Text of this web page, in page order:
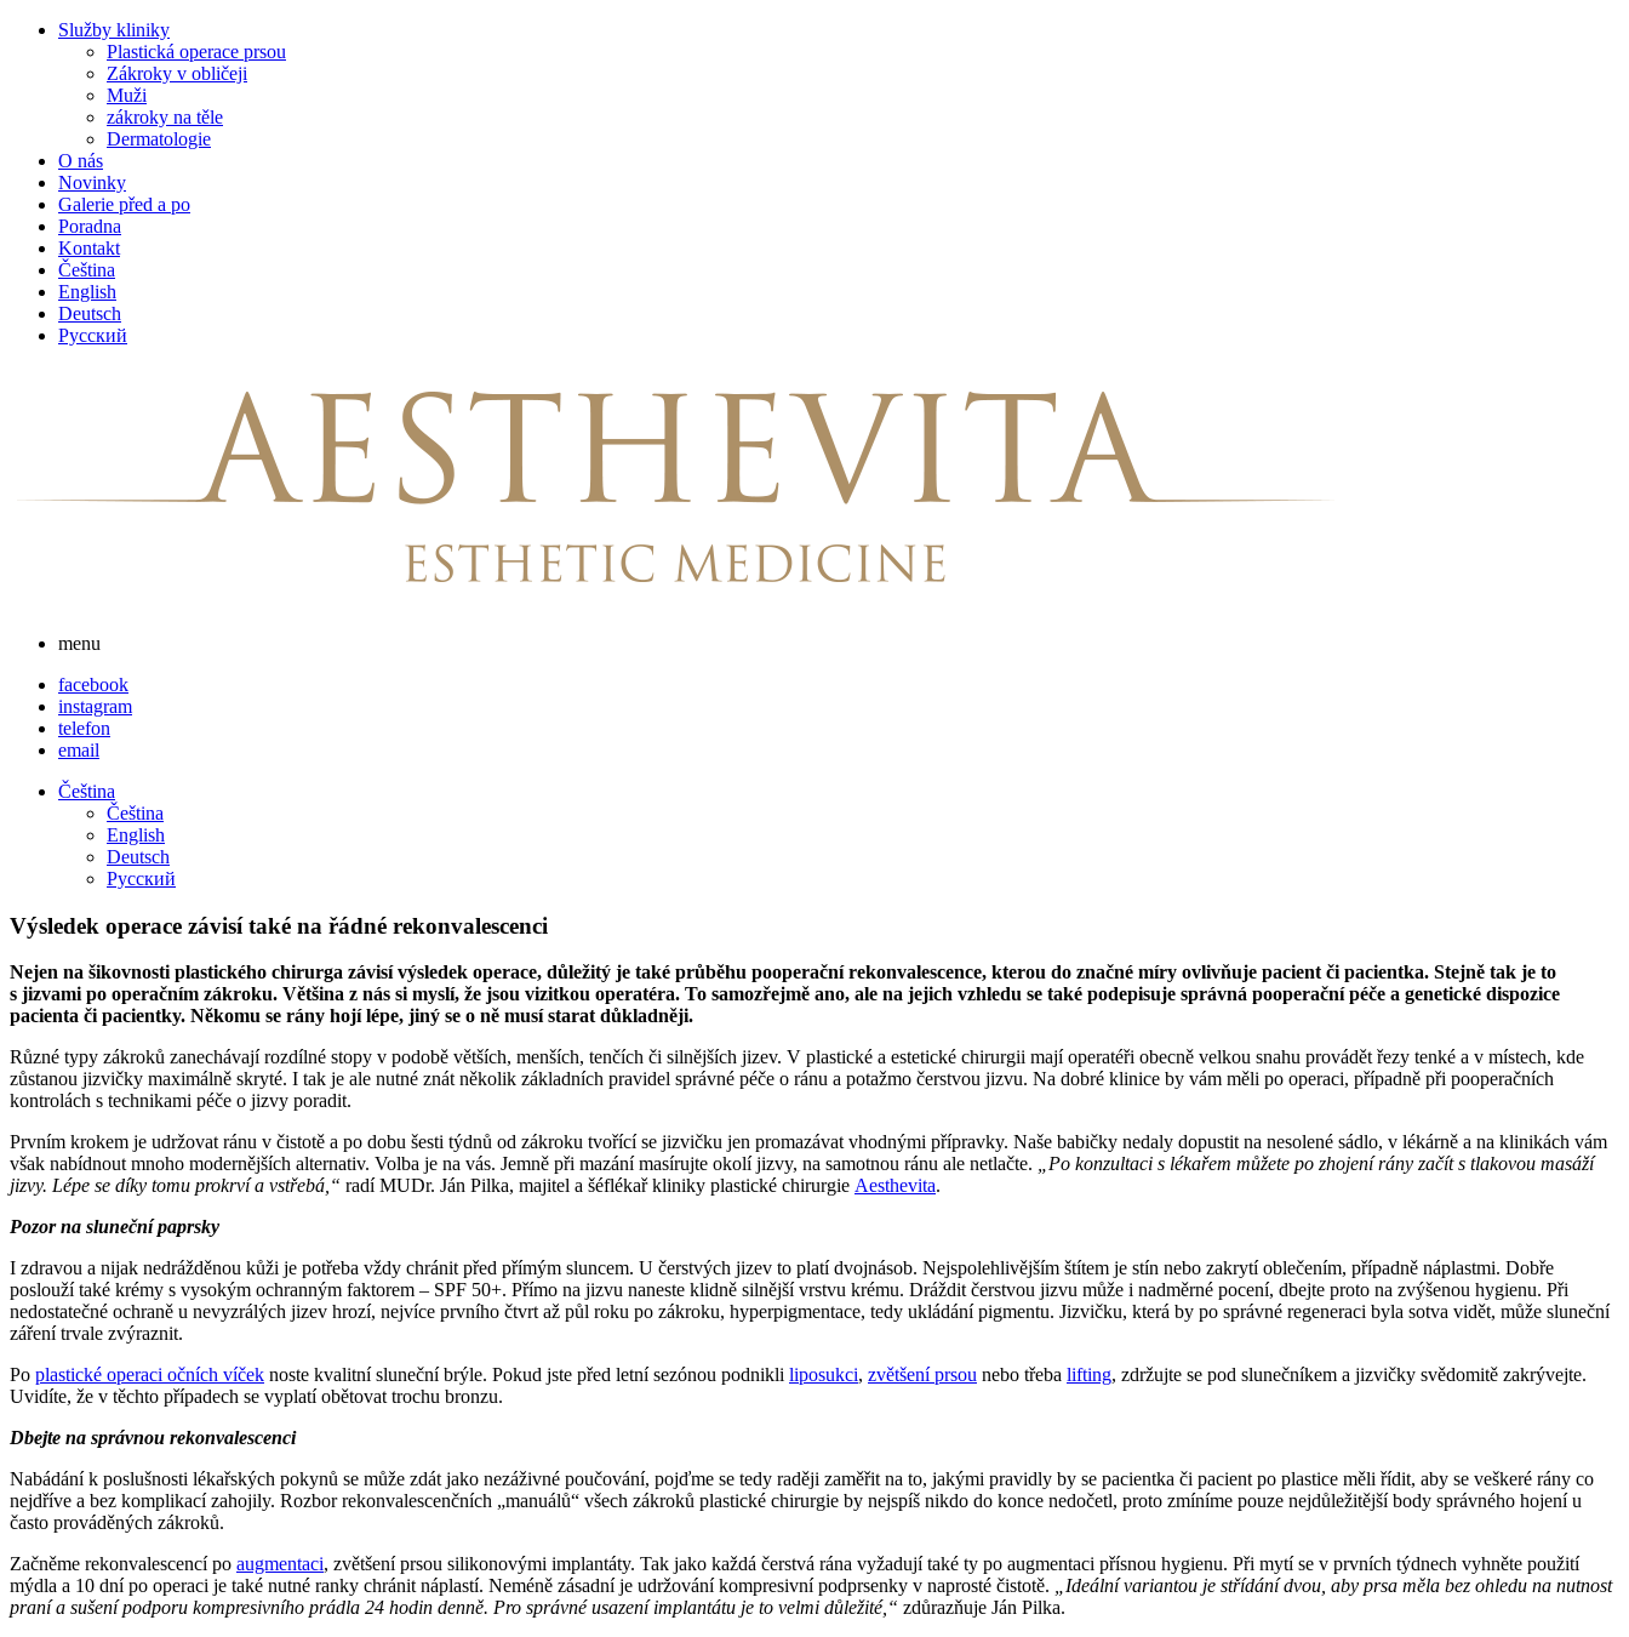
Skip
Služby kliniky
Plastická operace prsou
Zákroky v obličeji
Muži
zákroky na těle
Dermatologie
O nás
Novinky
Galerie před a po
Poradna
Kontakt
Čeština
English
Deutsch
Русский
menu
facebook
instagram
telefon
email
Čeština
Čeština
English
Deutsch
Русский
Výsledek operace závisí také na řádné rekonvalescenci
Nejen na šikovnosti plastického chirurga závisí výsledek operace, důležitý je také průběhu pooperační rekonvalescence, kterou do značné míry ovlivňuje pacient či pacientka. Stejně tak je to
s jizvami po operačním zákroku. Většina z nás si myslí, že jsou vizitkou operatéra. To samozřejmě ano, ale na jejich vzhledu se také podepisuje správná pooperační péče a genetické dispozice
pacienta či pacientky. Někomu se rány hojí lépe, jiný se o ně musí starat důkladněji.
Různé typy zákroků zanechávají rozdílné stopy v podobě větších, menších, tenčích či silnějších jizev. V plastické a estetické chirurgii mají operatéři obecně velkou snahu provádět řezy tenké a v místech, kde
zůstanou jizvičky maximálně skryté. I tak je ale nutné znát několik základních pravidel správné péče o ránu a potažmo čerstvou jizvu. Na dobré klinice by vám měli po operaci, případně při pooperačních
kontrolách s technikami péče o jizvy poradit.
Prvním krokem je udržovat ránu v čistotě a po dobu šesti týdnů od zákroku tvořící se jizvičku jen promazávat vhodnými přípravky. Naše babičky nedaly dopustit na nesolené sádlo, v lékárně a na klinikách vám
však nabídnout mnoho modernějších alternativ. Volba je na vás. Jemně při mazání masírujte okolí jizvy, na samotnou ránu ale netlačte. „Po konzultaci s lékařem můžete po zhojení rány začít s tlakovou masáží
jizvy. Lépe se díky tomu prokrví a vstřebá,“ radí MUDr. Ján Pilka, majitel a šéflékař kliniky plastické chirurgie Aesthevita.
Pozor na sluneční paprsky
I zdravou a nijak nedrážděnou kůži je potřeba vždy chránit před přímým sluncem. U čerstvých jizev to platí dvojnásob. Nejspolehlivějším štítem je stín nebo zakrytí oblečením, případně náplastmi. Dobře
poslouží také krémy s vysokým ochranným faktorem – SPF 50+. Přímo na jizvu naneste klidně silnější vrstvu krému. Dráždit čerstvou jizvu může i nadměrné pocení, dbejte proto na zvýšenou hygienu. Při
nedostatečné ochraně u nevyzrálých jizev hrozí, nejvíce prvního čtvrt až půl roku po zákroku, hyperpigmentace, tedy ukládání pigmentu. Jizvičku, která by po správné regeneraci byla sotva vidět, může sluneční
záření trvale zvýraznit.
Po plastické operaci očních víček noste kvalitní sluneční brýle. Pokud jste před letní sezónou podnikli liposukci, zvětšení prsou nebo třeba lifting, zdržujte se pod slunečníkem a jizvičky svědomitě zakrývejte.
Uvidíte, že v těchto případech se vyplatí obětovat trochu bronzu.
Dbejte na správnou rekonvalescenci
Nabádání k poslušnosti lékařských pokynů se může zdát jako nezáživné poučování, pojďme se tedy raději zaměřit na to, jakými pravidly by se pacientka či pacient po plastice měli řídit, aby se veškeré rány co
nejdříve a bez komplikací zahojily. Rozbor rekonvalescenčních „manuálů“ všech zákroků plastické chirurgie by nejspíš nikdo do konce nedočetl, proto zmíníme pouze nejdůležitější body správného hojení u
často prováděných zákroků.
Začněme rekonvalescencí po augmentaci, zvětšení prsou silikonovými implantáty. Tak jako každá čerstvá rána vyžadují také ty po augmentaci přísnou hygienu. Při mytí se v prvních týdnech vyhněte použití
mýdla a 10 dní po operaci je také nutné ranky chránit náplastí. Neméně zásadní je udržování kompresivní podprsenky v naprosté čistotě. „Ideální variantou je střídání dvou, aby prsa měla bez ohledu na nutnost
praní a sušení podporu kompresivního prádla 24 hodin denně. Pro správné usazení implantátu je to velmi důležité,“ zdůrazňuje Ján Pilka.